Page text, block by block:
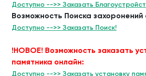
Доступно -->> Заказать
Возможность Поиска захоронений
Доступно -->> Заказать Поиск!
!НОВОЕ! Возможность заказать
памятника онлайн:
Доступно -->> Заказать установку